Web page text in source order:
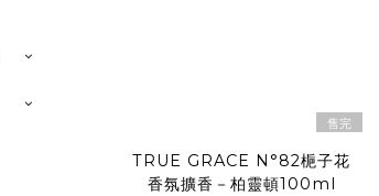
售完
TRUE GRACE N°82梔子花
香氛擴香－柏靈頓100ml